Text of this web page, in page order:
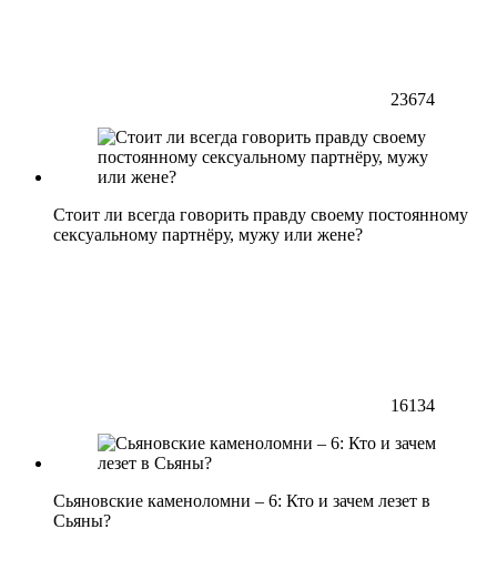
23674
Стоит ли всегда говорить правду своему постоянному
сексуальному партнёру, мужу или жене?
16134
Сьяновские каменоломни – 6: Кто и зачем лезет в
Сьяны?